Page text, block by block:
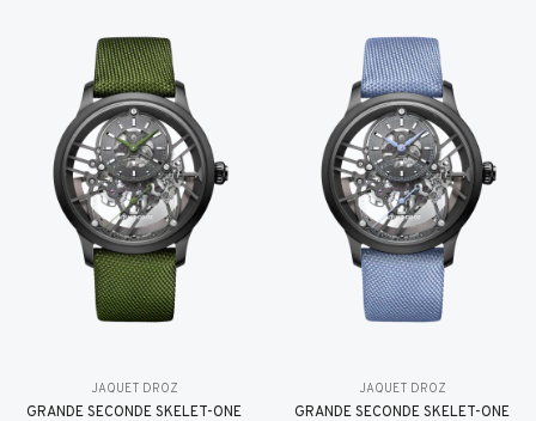
JAQUET DROZ
GRANDE SECONDE SKELET-ONE
JAQUET DROZ
GRANDE SECONDE SKELET-ONE